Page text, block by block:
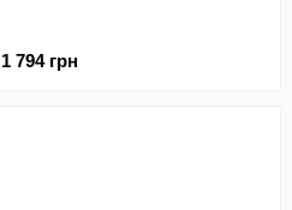
1 794 грн